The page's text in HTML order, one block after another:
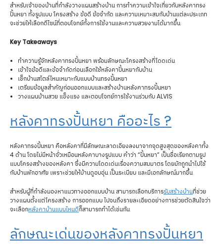
สำหรับเจ้าของบ้านที่กำลังวางแผนสร้างบ้าน การทำความเข้าใจเกี่ยวกับหลังคาทรง
ปั้นหยา ทั้งรูปแบบ โครงสร้าง ข้อดี ข้อจำกัด และความเหมาะสมกับบ้านแต่ละประเภท
จะช่วยให้เลือกดีไซน์ที่ตอบโจทย์ทั้งการใช้งานและความสวยงามได้มากขึ้น
Key Takeaways
ทำความรู้จักหลังคาทรงปั้นหยา พร้อมลักษณะโครงสร้างที่โดดเด่น
เข้าใจข้อดีและข้อจำกัดก่อนเลือกใช้หลังคาปั้นหยากับบ้าน
เช็กบ้านสไตล์ไหนเหมาะกับแบบบ้านทรงปั้นหยา
เตรียมข้อมูลสำคัญก่อนออกแบบและสร้างบ้านหลังคาทรงปั้นหยา
วางแผนบ้านสวย แข็งแรง และตอบโจทย์การใช้งานร่วมกับ ALVIS
หลังคาทรงปั้นหยา คืออะไร ?
หลังคาทรงปั้นหยา คือหลังคาที่มีลักษณะลาดเอียงลงมาจากจุดสูงสุดของหลังคาทั้ง
4 ด้าน โดยไม่มีหน้าจั่วเหมือนหลังคาบางรูปแบบ คำว่า “ปั้นหยา” เป็นชื่อเรียกตามรูป
แบบโครงสร้างของหลังคา ซึ่งมีความโดดเด่นเรื่องความสมมาตร โดยมักถูกนำไปใช้
กับบ้านพักอาศัย เพราะช่วยให้บ้านดูอบอุ่น เป็นระเบียบ และมีเอกลักษณ์มากขึ้น
สำหรับผู้ที่กำลังมองหาแนวทางออกแบบบ้าน สามารถเลือกบริการรับสร้างบ้านที่ช่วย
วางแผนตั้งแต่โครงสร้าง การออกแบบ ไปจนถึงรายละเอียดอย่างการช่วยตัดสินใจว่า
จะเลือกหลังคาบ้านแบบไหนดีก็สามารถทำได้เช่นกัน
ลักษณะเด่นของหลังคาทรงปั้นหยา